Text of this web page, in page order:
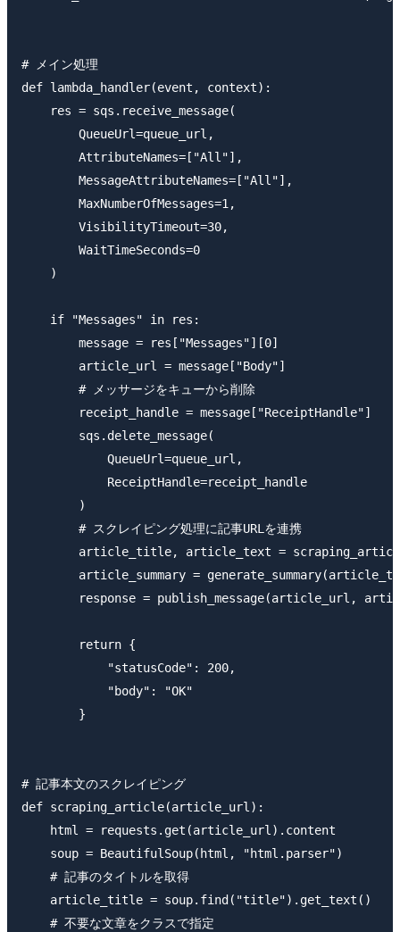
# メイン処理
def lambda_handler(event, context):
    res = sqs.receive_message(
        QueueUrl=queue_url,
        AttributeNames=["All"],
        MessageAttributeNames=["All"],
        MaxNumberOfMessages=1,
        VisibilityTimeout=30,
        WaitTimeSeconds=0
    )
    if "Messages" in res:
        message = res["Messages"][0]
        article_url = message["Body"]
        # メッサージをキューから削除
        receipt_handle = message["ReceiptHandle"]
        sqs.delete_message(
            QueueUrl=queue_url,
            ReceiptHandle=receipt_handle
        )
        # スクレイピング処理に記事URLを連携
article_title, article_text =
article_summary =
response = publish_message(article_url,
        return {
            "statusCode": 200,
            "body": "OK"
        }
# 記事本文のスクレイピング
def scraping_article(article_url):
    html = requests.get(article_url).content
    soup = BeautifulSoup(html, "html.parser")
    # 記事のタイトルを取得
    article_title = soup.find("title").get_text()
    # 不要な文章をクラスで指定